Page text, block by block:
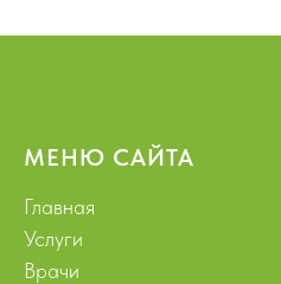
МЕНЮ САЙТА
Главная
Услуги
Врачи